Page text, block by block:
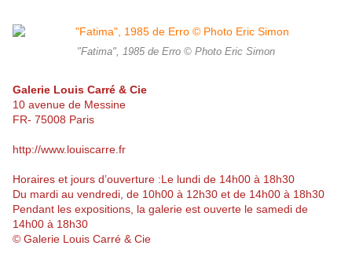
"Fatima", 1985 de Erro © Photo Eric Simon
Galerie Louis Carré & Cie
10 avenue de Messine
FR- 75008 Paris
http://www.louiscarre.fr
Horaires et jours d’ouverture :Le lundi de 14h00 à 18h30
Du mardi au vendredi, de 10h00 à 12h30 et de 14h00 à 18h30
Pendant les expositions, la galerie est ouverte le samedi de
14h00 à 18h30
© Galerie Louis Carré & Cie